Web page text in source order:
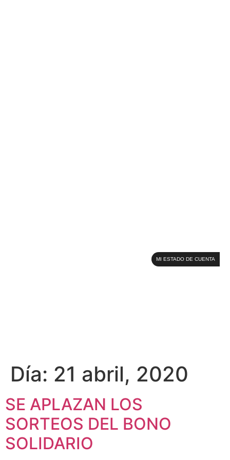
MI ESTADO DE CUENTA
Día: 21 abril, 2020
SE APLAZAN LOS
SORTEOS DEL BONO
SOLIDARIO